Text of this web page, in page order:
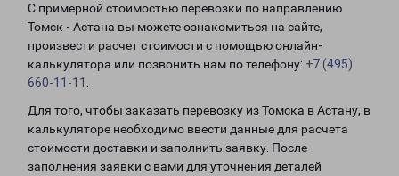
С примерной стоимостью перевозки по направлению
Томск - Астана вы можете ознакомиться на сайте,
произвести расчет стоимости с помощью онлайн-
калькулятора или позвонить нам по телефону: +7 (495)
660-11-11
Для того, чтобы заказать перевозку из Томска в Астану, в
калькуляторе необходимо ввести данные для расчета
стоимости доставки и заполнить заявку. После
заполнения заявки с вами для уточнения деталей